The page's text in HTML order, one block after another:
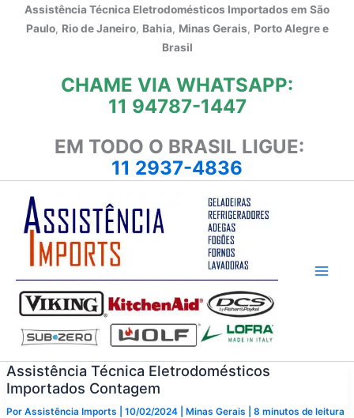
Assistência Técnica Eletrodomésticos Importados em São
Paulo, Rio de Janeiro, Bahia, Minas Gerais, Porto Alegre e
Brasil
CHAME VIA WHATSAPP:
11 94787-1447
EM TODO O BRASIL LIGUE:
11 2937-4836
Assistência Técnica Eletrodomésticos
Importados Contagem
Por Assistência Imports 10/02/2024 Minas Gerais 8 minutos de leitura